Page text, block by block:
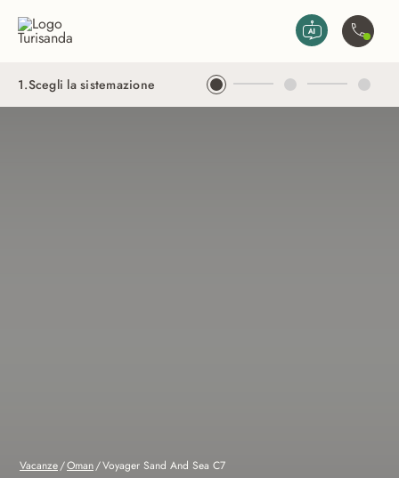
1.Scegli la sistemazione
Vacanze/Oman/Voyager Sand And Sea C7